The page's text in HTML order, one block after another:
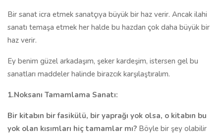
Bir sanat icra etmek sanatçıya büyük bir haz verir. Ancak ilahi
sanatı temaşa etmek her halde bu hazdan çok daha büyük bir
haz verir.
Ey benim güzel arkadaşım, şeker kardeşim, istersen gel bu
sanatları maddeler halinde birazcık karşılaştıralım.
1.Noksanı Tamamlama Sanatı:
Bir kitabın bir fasikülü, bir yaprağı yok olsa, o kitabın bu
yok olan kısımları hiç tamamlar mı? Böyle bir şey olabilir